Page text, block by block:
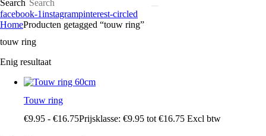
Search
facebook-1instagrampinterest-circled
HomeProducten getagged “touw ring”
touw ring
Enig resultaat
Touw ring
€9.95 - €16.75Prijsklasse: €9.95 tot €16.75 Excl btw